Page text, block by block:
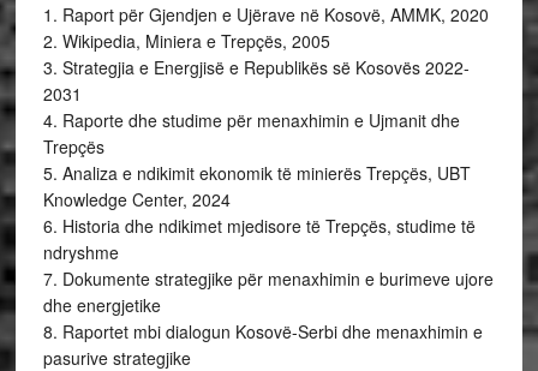
1. Raport për Gjendjen e Ujërave në Kosovë, AMMK, 2020
2. Wikipedia, Miniera e Trepçës, 2005
3. Strategjia e Energjisë e Republikës së Kosovës 2022-
2031
4. Raporte dhe studime për menaxhimin e Ujmanit dhe
Trepçës
5. Analiza e ndikimit ekonomik të minierës Trepçës, UBT
Knowledge Center, 2024
6. Historia dhe ndikimet mjedisore të Trepçës, studime të
ndryshme
7. Dokumente strategjike për menaxhimin e burimeve ujore
dhe energjetike
8. Raportet mbi dialogun Kosovë-Serbi dhe menaxhimin e
pasurive strategjike